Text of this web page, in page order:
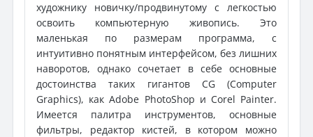
художнику новичку/продвинутому с легкостью
освоить компьютерную живопись. Это
маленькая по размерам программа, с
интуитивно понятным интерфейсом, без лишних
наворотов, однако сочетает в себе основные
достоинства таких гигантов СG (Computer
Graphics), как Adobe PhotoShop и Corel Painter.
Имеется палитра инструментов, основные
фильтры, редактор кистей, в котором можно